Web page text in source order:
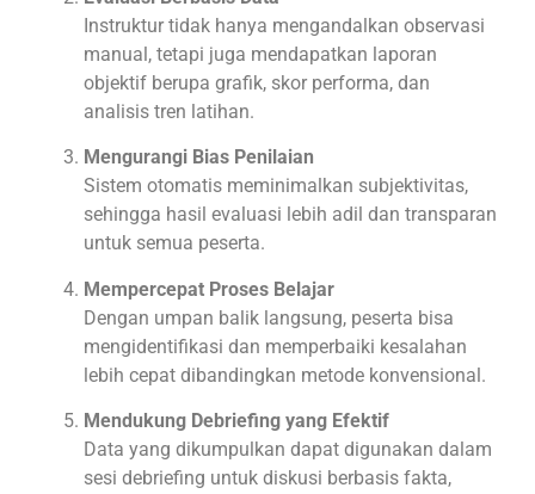
Instruktur tidak hanya mengandalkan observasi
manual, tetapi juga mendapatkan laporan
objektif berupa grafik, skor performa, dan
analisis tren latihan.
Mengurangi Bias Penilaian
Sistem otomatis meminimalkan subjektivitas,
sehingga hasil evaluasi lebih adil dan transparan
untuk semua peserta.
Mempercepat Proses Belajar
Dengan umpan balik langsung, peserta bisa
mengidentifikasi dan memperbaiki kesalahan
lebih cepat dibandingkan metode konvensional.
Mendukung Debriefing yang Efektif
Data yang dikumpulkan dapat digunakan dalam
sesi debriefing untuk diskusi berbasis fakta,